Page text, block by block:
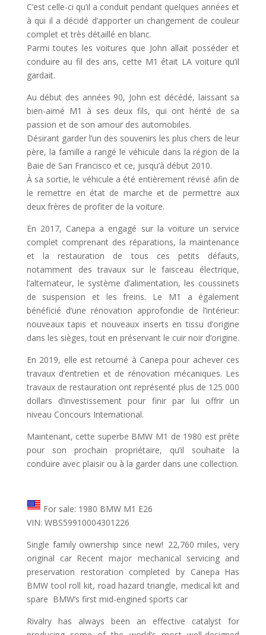
C’est celle-ci qu’il a conduit pendant quelques années et
à qui il a décidé d’apporter un changement de couleur
complet et très détaillé en blanc.
Parmi toutes les voitures que John allait posséder et
conduire au fil des ans, cette M1 était LA voiture qu’il
gardait.
Au début des années 90, John est décédé, laissant sa
bien-aimé M1 à ses deux fils, qui ont hérité de sa
passion et de son amour des automobiles.
Désirant garder l’un des souvenirs les plus chers de leur
père, la famille a rangé le véhicule dans la région de la
Baie de San Francisco et ce, jusqu’à début 2010.
À sa sortie, le véhicule a été entièrement révisé afin de
le remettre en état de marche et de permettre aux
deux frères de profiter de la voiture.
En 2017, Canepa a engagé sur la voiture un service
complet comprenant des réparations, la maintenance
et la restauration de tous ces petits défauts,
notamment des travaux sur le faisceau électrique,
l’alternateur, le système d’alimentation, les coussinets
de suspension et les freins. Le M1 a également
bénéficié d’une rénovation approfondie de l’intérieur:
nouveaux tapis et nouveaux inserts en tissu d’origine
dans les sièges, tout en préservant le cuir noir d’origine.
En 2019, elle est retourné à Canepa pour achever ces
travaux d’entretien et de rénovation mécaniques. Les
travaux de restauration ont représenté plus de 125 000
dollars d’investissement pour finir par lui offrir un
niveau Concours International.
Maintenant, cette superbe BMW M1 de 1980 est prête
pour son prochain propriétaire, qu’il souhaite la
conduire avec plaisir ou à la garder dans une collection.
For sale: 1980 BMW M1 E26
VIN: WBS59910004301226
Single family ownership since new! 22,760 miles, very
original car Recent major mechanical servicing and
preservation restoration completed by Canepa Has
BMW tool roll kit, road hazard triangle, medical kit and
spare BMW’s first mid-engined sports car
Rivalry has always been an effective catalyst for